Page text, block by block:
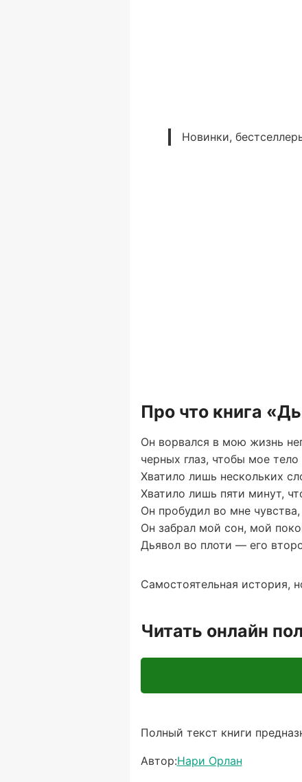
Новинки,
Про что книга
Он ворвался в мою жизнь
черных глаз, чтобы мое
Хватило лишь нескольких
Хватило лишь пяти минут,
Он пробудил во мне
Он забрал мой сон, мой
Дьявол во плоти — его
Самостоятельная история,
Читать онлайн
Полный текст книги
Автор:Нари Орлан